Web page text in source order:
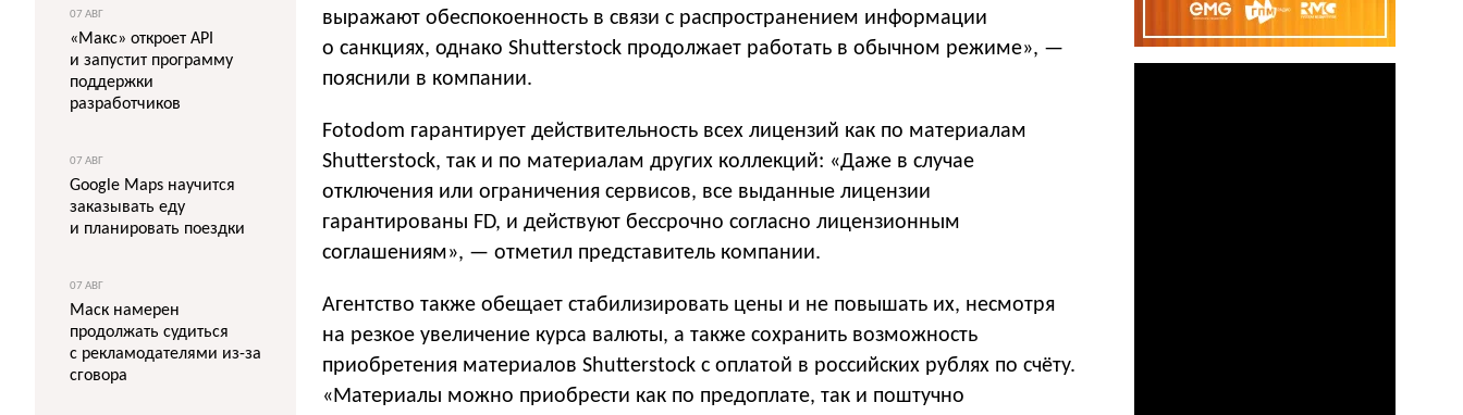
выражают обеспокоенность в связи с распространением информации
о санкциях, однако Shutterstock продолжает работать в обычном режиме», —
пояснили в компании.
Fotodom гарантирует действительность всех лицензий как по материалам
Shutterstock, так и по материалам других коллекций: «Даже в случае
отключения или ограничения сервисов, все выданные лицензии
гарантированы FD, и действуют бессрочно согласно лицензионным
соглашениям», — отметил представитель компании.
Агентство также обещает стабилизировать цены и не повышать их, несмотря
на резкое увеличение курса валюты, а также сохранить возможность
приобретения материалов Shutterstock с оплатой в российских рублях по счёту.
«Материалы можно приобрести как по предоплате, так и поштучно
07 АВГ
«Макс» откроет API
и запустит программу
поддержки
разработчиков
07 АВГ
Google Maps научится
заказывать еду
и планировать поездки
07 АВГ
Маск намерен
продолжать судиться
с рекламодателями из-за
сговора